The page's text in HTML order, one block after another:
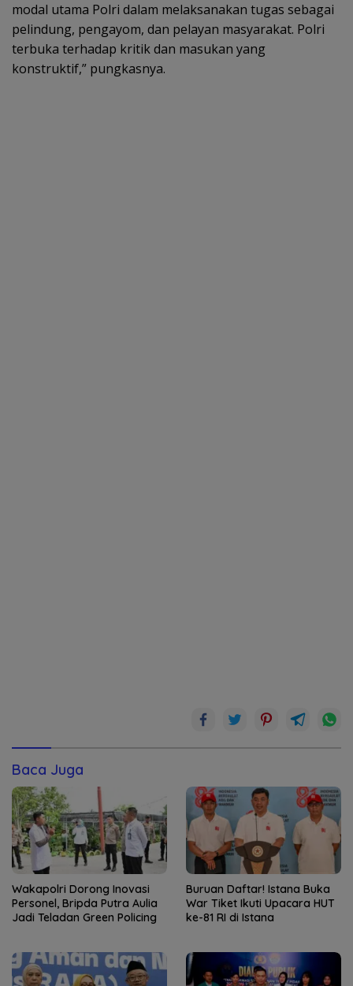
modal utama Polri dalam melaksanakan tugas sebagai
pelindung, pengayom, dan pelayan masyarakat. Polri
terbuka terhadap kritik dan masukan yang
konstruktif,” pungkasnya.
Baca Juga
Wakapolri Dorong Inovasi
Personel, Bripda Putra Aulia
Jadi Teladan Green Policing
Buruan Daftar! Istana Buka
War Tiket Ikuti Upacara HUT
ke-81 RI di Istana